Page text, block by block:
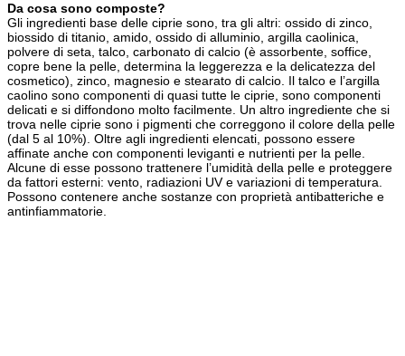
Da cosa sono composte?
Gli ingredienti base delle ciprie sono, tra gli altri: ossido di zinco,
biossido di titanio, amido, ossido di alluminio, argilla caolinica,
polvere di seta, talco, carbonato di calcio (è assorbente, soffice,
copre bene la pelle, determina la leggerezza e la delicatezza del
cosmetico), zinco, magnesio e stearato di calcio. Il talco e l’argilla
caolino sono componenti di quasi tutte le ciprie, sono componenti
delicati e si diffondono molto facilmente. Un altro ingrediente che si
trova nelle ciprie sono i pigmenti che correggono il colore della pelle
(dal 5 al 10%). Oltre agli ingredienti elencati, possono essere
affinate anche con componenti leviganti e nutrienti per la pelle.
Alcune di esse possono trattenere l’umidità della pelle e proteggere
da fattori esterni: vento, radiazioni UV e variazioni di temperatura.
Possono contenere anche sostanze con proprietà antibatteriche e
antinfiammatorie.